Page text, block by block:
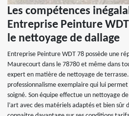
Les compétences
Entreprise Peinture
le nettoyage de dallage
Entreprise Peinture WDT 78 possède une
Maurecourt dans le 78780 et même dans
expert en matière de nettoyage de
professionnalisme exemplaire qui lui
soigné. Son équipe effectue un nettoyage
l’art avec des matériels adaptés et bien sûr